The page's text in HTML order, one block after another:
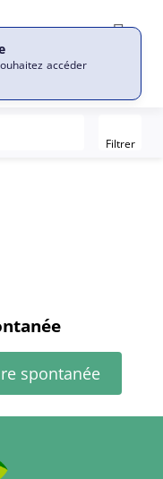
accéder
Filtrer
spontanée